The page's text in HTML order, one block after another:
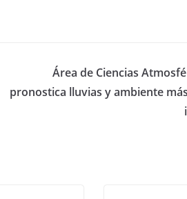
Área de Ciencias
pronostica lluvias y ambiente